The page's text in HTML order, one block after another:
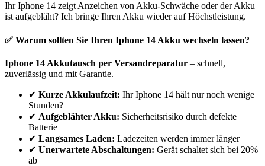
IhrIphone 14 zeigt Anzeichen von Akku-Schwäche oder der Akku
ist aufgebläht? Ich bringe Ihren Akku wieder auf Höchstleistung.
✅ Warum sollten Sie Ihren Iphone 14 Akku wechseln lassen?
Iphone 14 Akkutausch per Versandreparatur – schnell,
zuverlässig und mit Garantie.
✔ Kurze Akkulaufzeit: IhrIphone 14 hält nur noch wenige
Stunden?
✔ Aufgeblähter Akku: Sicherheitsrisiko durch defekte
Batterie
✔ Langsames Laden: Ladezeiten werden immer länger
✔ Unerwartete Abschaltungen: Gerät schaltet sich bei 20%
ab